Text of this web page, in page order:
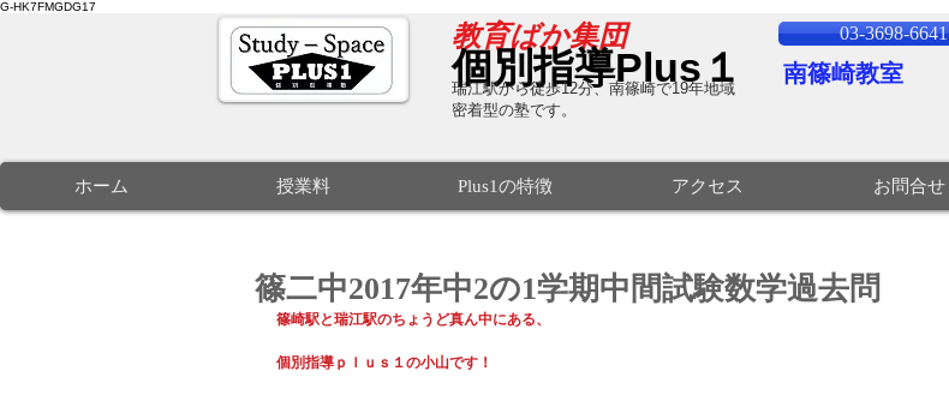
G-HK7FMGDG17
​教育ばか集団
個別指導Plus１ 南篠崎教室
03-3698-6641
瑞江駅から徒歩12分、南篠崎で19年地域
密着型の塾です。
ホーム 授業料 Plus1の特徴 アクセス お問合せ
篠二中2017年中2の1学期中間試験数学過去問
篠崎駅と瑞江駅のちょうど真ん中にある、
個別指導ｐｌｕｓ１の小山です！